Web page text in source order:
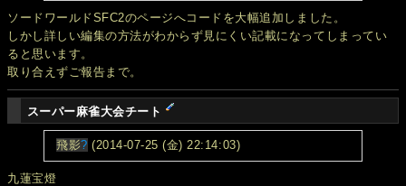
ソードワールドSFC2のページへコードを大幅追加しました。
しかし詳しい編集の方法がわからず見にくい記載になってしまってい
ると思います。
取り合えずご報告まで。
スーパー麻雀大会チート
飛影? (2014-07-25 (金) 22:14:03)
九蓮宝燈